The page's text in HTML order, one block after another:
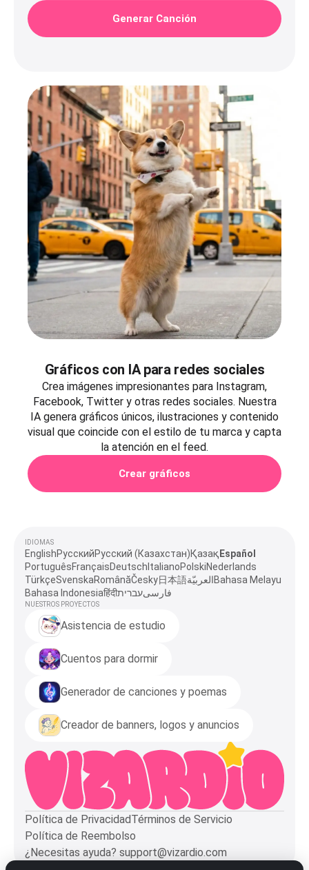
Generar Canción
Gráficos con IA para redes sociales
Crea imágenes impresionantes para Instagram,
Facebook, Twitter y otras redes sociales. Nuestra
IA genera gráficos únicos, ilustraciones y contenido
visual que coincide con el estilo de tu marca y capta
la atención en el feed.
Crear gráficos
IDIOMAS
EnglishРусскийРусский (Казахстан)Қазақ Español
PortuguêsFrançaisDeutsch ItalianoPolskiNederlands
TürkçeSvenskaRomânăČesky日本語العربيّةBahasa Melayu
Bahasa Indonesiaहिंदीעבריתفارسی
NUESTROS PROYECTOS
Asistencia de estudio
Cuentos para dormir
Generador de canciones y poemas
Creador de banners, logos y anuncios
Política de PrivacidadTérminos de Servicio
Política de Reembolso
¿Necesitas ayuda? support@vizardio.com